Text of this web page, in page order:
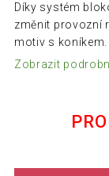
Díky systém
změnit provozní
motiv s koníkem.
Zobrazit